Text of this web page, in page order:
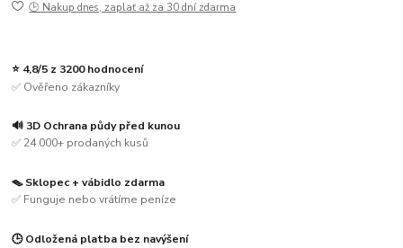
🕒 Nakup dnes, zaplať až za 30 dní zdarma
⭐ 4,8/5 z 3200 hodnocení
✅ Ověřeno zákazníky
🔊 3D Ochrana půdy před kunou
✅ 24 000+ prodaných kusů
🪤 Sklopec + vábidlo zdarma
✅ Funguje nebo vrátíme peníze
🕒 Odložená platba bez navýšení